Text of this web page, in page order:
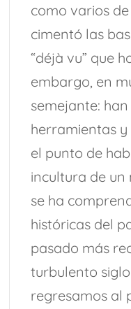
como varios
cimentó las
“déjà vu” que
embargo, en
semejante:
herramientas y
el punto de
incultura de
se ha
históricas del
pasado más
turbulento
regresamos al